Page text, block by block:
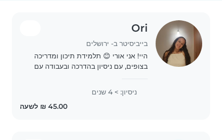
Ori
בייביסיטר ב- ירושלים
היי! אני אורי 😊 תלמידת תיכון ומדריכה
בצופים, עם ניסיון בהדרכה ובעבודה עם
עם ילדים. חשוב לי שהילדים ירגישו בנוח,..
ניסיון: > 4 שנים